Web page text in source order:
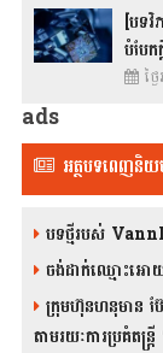
[បទ
បំបែក
ថ្
ads
អត្ថបទពេញនិ
បទថ្មីរបស់
ចង់ដាក់ឈ្មោះអោយ
ក្រុមហ៊ុនហនុមាន ប៊ែ
តាមរយៈការប្រគំត